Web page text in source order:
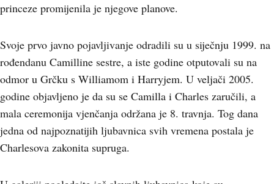
princeze promijenila je njegove planove.
Svoje prvo javno pojavljivanje odradili su u siječnju 1999. na
rođendanu Camilline sestre, a iste godine otputovali su na
odmor u Grčku s Williamom i Harryjem. U veljači 2005.
godine objavljeno je da su se Camilla i Charles zaručili, a
mala ceremonija vjenčanja održana je 8. travnja. Tog dana
jedna od najpoznatijih ljubavnica svih vremena postala je
Charlesova zakonita supruga.